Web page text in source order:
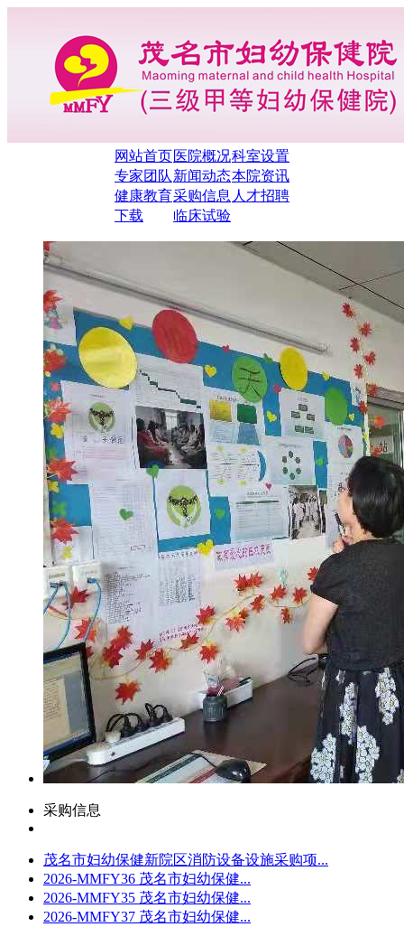
网站首页医院概况科室设置
专家团队 新闻动态本院资讯
健康教育采购信息 人才招聘
下载
临床试验
采购信息
茂名市妇幼保健新院区消防设备设施采购项...
2026-MMFY36 茂名市妇幼保健...
2026-MMFY35 茂名市妇幼保健...
2026-MMFY37 茂名市妇幼保健...